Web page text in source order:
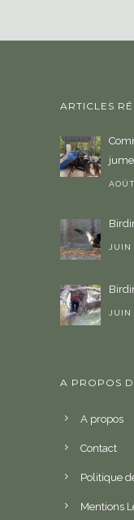
ARTICLES
JUIN
JUIN
A PROPOS
A propos
Contact
Politique
Mentions